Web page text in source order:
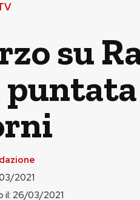
su
2021
il: 26/03/2021